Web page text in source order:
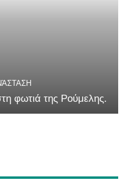
φωτιά της Ρούμελης.